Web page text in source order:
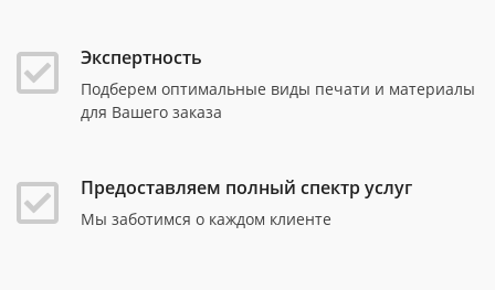
Экспертность
Подберем оптимальные виды печати и материалы
для Вашего заказа
Предоставляем полный спектр услуг
Мы заботимся о каждом клиенте